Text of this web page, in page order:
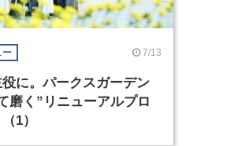
ー 7/13
に。パークスガーデン
磨く”リニューアルプロ
1）